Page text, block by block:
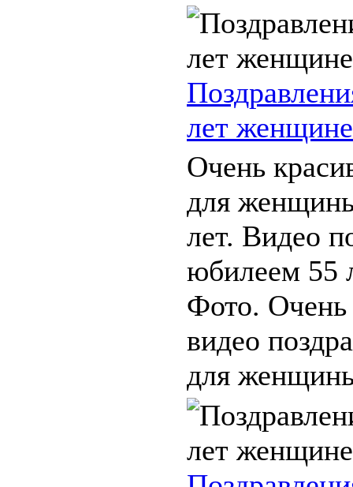
лет женщине
Очень
для
лет. Видео
юбилеем 55
Фото. Очень
видео
для